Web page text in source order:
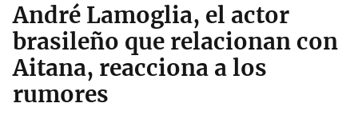
André Lamoglia, el actor
brasileño que relacionan con
Aitana, reacciona a los
rumores